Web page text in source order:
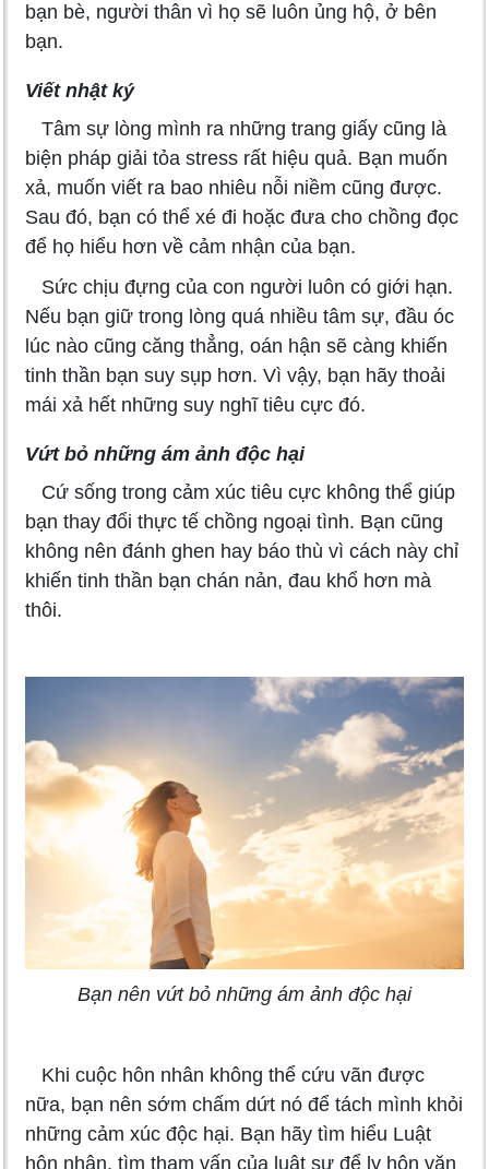
bạn bè, người thân vì họ sẽ luôn ủng hộ, ở bên
bạn.
Viết nhật ký
Tâm sự lòng mình ra những trang giấy cũng là
biện pháp giải tỏa stress rất hiệu quả. Bạn muốn
xả, muốn viết ra bao nhiêu nỗi niềm cũng được.
Sau đó, bạn có thể xé đi hoặc đưa cho chồng đọc
để họ hiểu hơn về cảm nhận của bạn.
Sức chịu đựng của con người luôn có giới hạn.
Nếu bạn giữ trong lòng quá nhiều tâm sự, đầu óc
lúc nào cũng căng thẳng, oán hận sẽ càng khiến
tinh thần bạn suy sụp hơn. Vì vậy, bạn hãy thoải
mái xả hết những suy nghĩ tiêu cực đó.
Vứt bỏ những ám ảnh độc hại
Cứ sống trong cảm xúc tiêu cực không thể giúp
bạn thay đổi thực tế chồng ngoại tình. Bạn cũng
không nên đánh ghen hay báo thù vì cách này chỉ
khiến tinh thần bạn chán nản, đau khổ hơn mà
thôi.
Bạn nên vứt bỏ những ám ảnh độc hại
Khi cuộc hôn nhân không thể cứu vãn được
nữa, bạn nên sớm chấm dứt nó để tách mình khỏi
những cảm xúc độc hại. Bạn hãy tìm hiểu Luật
hôn nhân, tìm tham vấn của luật sư để ly hôn văn